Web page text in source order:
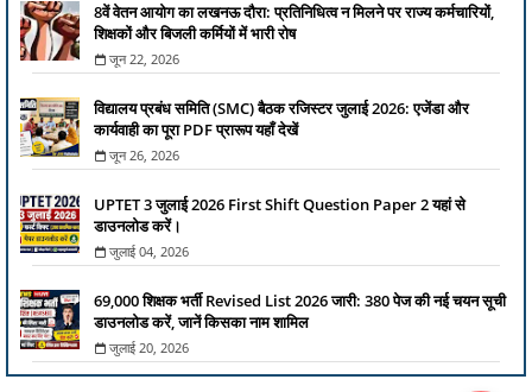
8वें वेतन आयोग का लखनऊ दौरा: प्रतिनिधित्व न मिलने पर राज्य कर्मचारियों,
शिक्षकों और बिजली कर्मियों में भारी रोष
जून 22, 2026
विद्यालय प्रबंध समिति (SMC) बैठक रजिस्टर जुलाई 2026: एजेंडा और
कार्यवाही का पूरा PDF प्रारूप यहाँ देखें
जून 26, 2026
UPTET 3 जुलाई 2026 First Shift Question Paper 2 यहां से
डाउनलोड करें।
जुलाई 04, 2026
69,000 शिक्षक भर्ती Revised List 2026 जारी: 380 पेज की नई चयन सूची
डाउनलोड करें, जानें किसका नाम शामिल
जुलाई 20, 2026